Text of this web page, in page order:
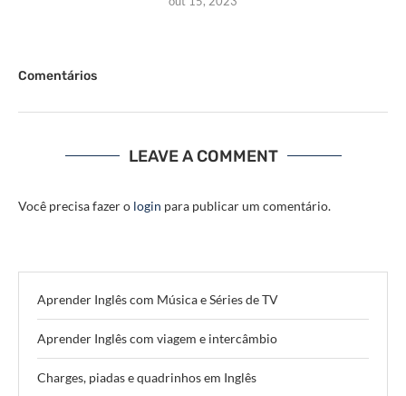
Comentários
LEAVE A COMMENT
Você precisa fazer o login para publicar um comentário.
Aprender Inglês com Música e Séries de TV
Aprender Inglês com viagem e intercâmbio
Charges, piadas e quadrinhos em Inglês